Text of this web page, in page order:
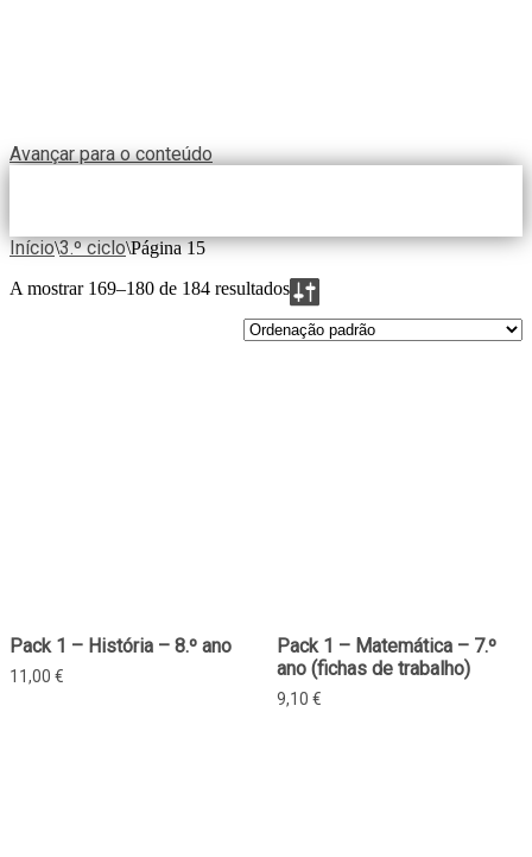
Avançar para o conteúdo
Início\3.º ciclo\Página 15
A mostrar 169–180 de 184 resultados
Pack 1 – História – 8.º ano
11,00 €
Pack 1 – Matemática – 7.º
ano (fichas de trabalho)
9,10 €